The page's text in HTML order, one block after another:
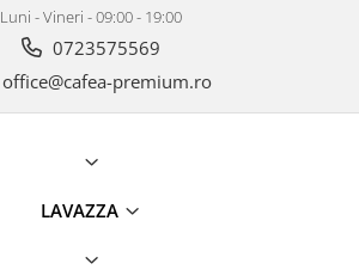
Luni - Vineri - 09:00 - 19:00
0723575569
office@cafea-premium.ro
LAVAZZA